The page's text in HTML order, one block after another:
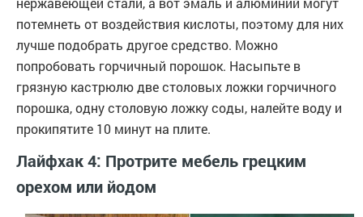
потемнеть от воздействия кислоты, поэтому для них
лучше подобрать другое средство. Можно
попробовать горчичный порошок. Насыпьте в
грязную кастрюлю две столовых ложки горчичного
порошка, одну столовую ложку соды, налейте воду и
прокипятите 10 минут на плите.
Лайфхак 4: Протрите мебель грецким
орехом или йодом